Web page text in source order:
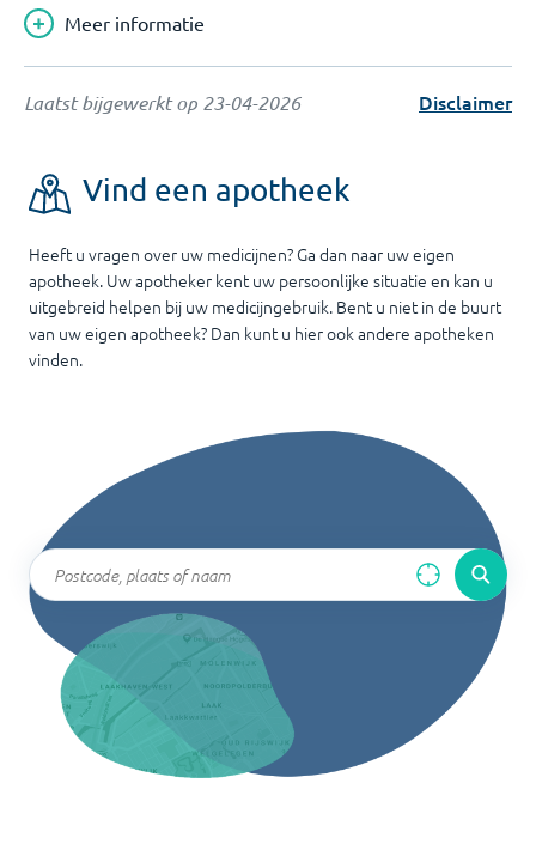
Meer informatie
Laatst bijgewerkt op 23-04-2026 Disclaimer
Vind een apotheek
Heeft u vragen over uw medicijnen? Ga dan naar uw eigen
apotheek. Uw apotheker kent uw persoonlijke situatie en kan u
uitgebreid helpen bij uw medicijngebruik. Bent u niet in de buurt
van uw eigen apotheek? Dan kunt u hier ook andere apotheken
vinden.